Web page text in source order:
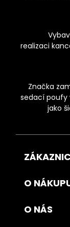
realizaci
Značka
sedací poufy
jako
O
O NÁS